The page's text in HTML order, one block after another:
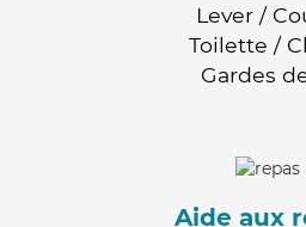
Lever /
Toilette /
Gardes
Aide aux